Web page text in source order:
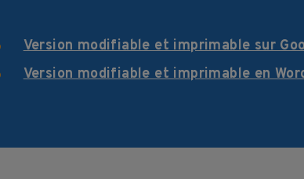
Version modifiable et imprimable sur
Version modifiable et imprimable en